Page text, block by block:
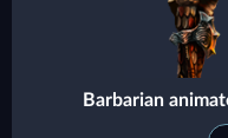
Barbarian